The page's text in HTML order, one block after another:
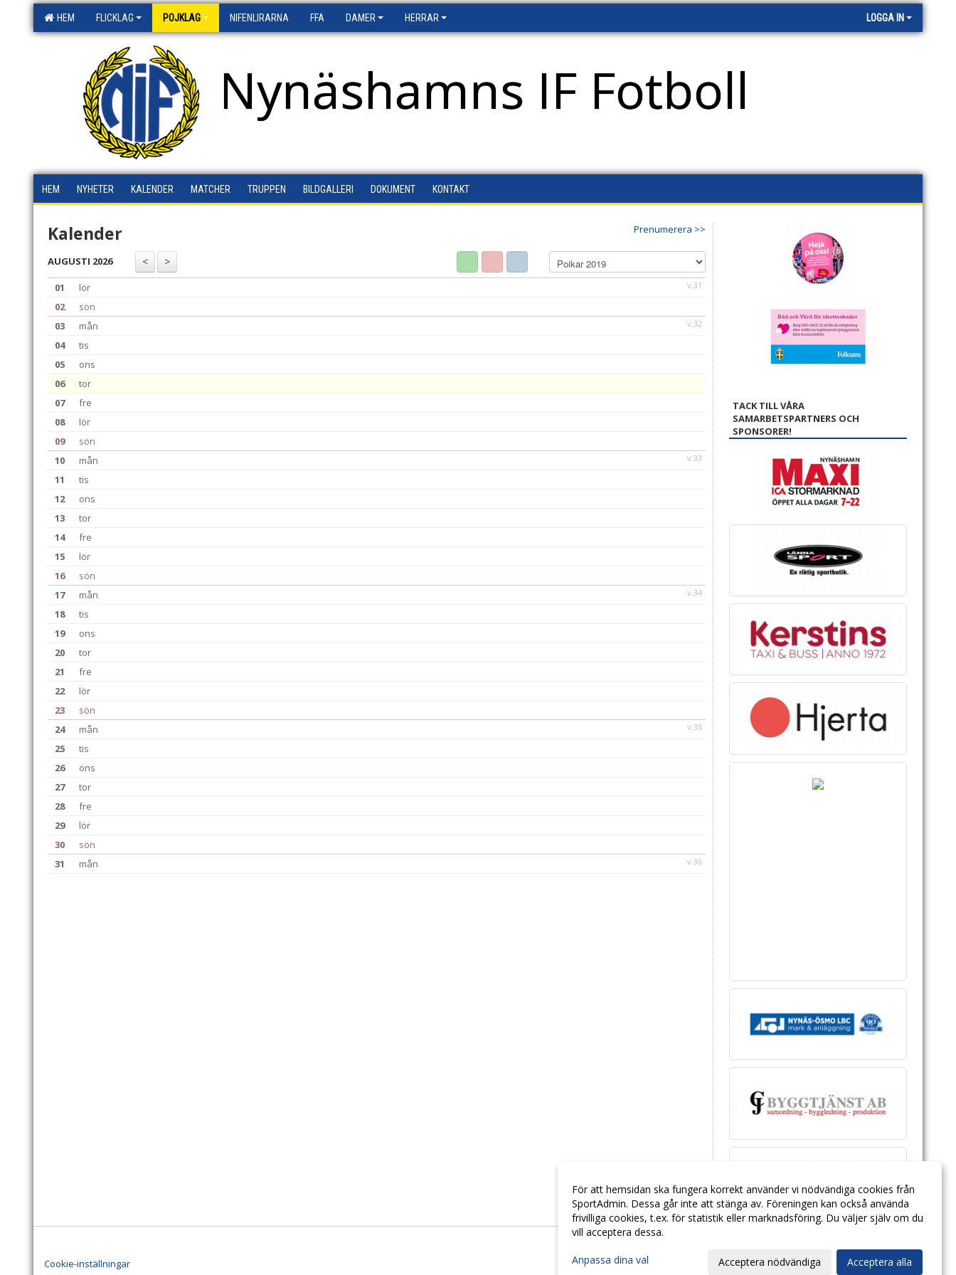
HEM FLICKLAG POJKLAG NIFENLIRARNA FFA DAMER HERRAR LOGGA IN
Nynäshamns IF Fotboll
HEM NYHETER KALENDER MATCHER TRUPPEN BILDGALLERI DOKUMENT KONTAKT
Prenumerera >>
Kalender
AUGUSTI 2026
v.31
01
lör
02
sön
v.32
03
mån
04
tis
05
ons
06
tor
07
fre
08
lör
09
sön
v.33
10
mån
11
tis
12
ons
13
tor
14
fre
15
lör
16
sön
v.34
17
mån
18
tis
19
ons
20
tor
21
fre
22
lör
23
sön
v.35
24
mån
25
tis
26
ons
27
tor
28
fre
29
lör
30
sön
v.36
31 mån
TACK TILL VÅRA
SAMARBETSPARTNERS OCH
SPONSORER!
Cookie-inställningar
För att hemsidan ska fungera korrekt använder vi nödvändiga cookies från
SportAdmin. Dessa går inte att stänga av. Föreningen kan också använda
frivilliga cookies, t.ex. för statistik eller marknadsföring. Du väljer själv om du
vill acceptera dessa.
Anpassa dina val Acceptera nödvändiga Acceptera alla